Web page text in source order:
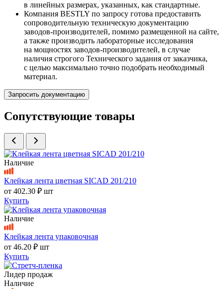
в линейных размерах, указанных, как стандартные.
Компания BESTLY по запросу готова предоставить
сопроводительную техническую документацию
заводов-производителей, помимо размещенной на сайте,
а также производить лабораторные исследования
на мощностях заводов-производителей, в случае
наличия строгого Технического задания от заказчика,
с целью максимально точно подобрать необходимый
материал.
Запросить документацию
Сопутствующие товары
Наличие
Клейкая лента цветная SICAD 201/210
от 402.30 ₽ шт
Купить
Наличие
Клейкая лента упаковочная
от 46.20 ₽ шт
Купить
Лидер продаж
Наличие